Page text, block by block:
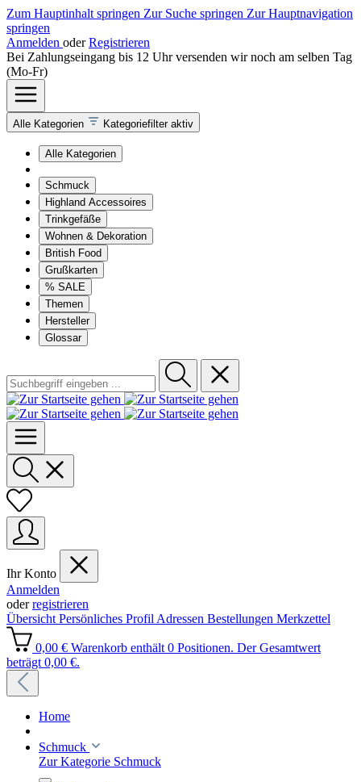
Zum Hauptinhalt springen Zur Suche springen Zur Hauptnavigation
springen
Anmelden oder Registrieren
Bei Zahlungseingang bis 12 Uhr versenden wir noch am selben Tag
(Mo-Fr)
Alle Kategorien Kategoriefilter aktiv
Alle Kategorien
Schmuck
Highland Accessoires
Trinkgefäße
Wohnen & Dekoration
British Food
Grußkarten
% SALE
Themen
Hersteller
Glossar
Ihr Konto
Anmelden
oderregistrieren
Übersicht Persönliches Profil Adressen Bestellungen Merkzettel
0,00 € Warenkorb enthält 0 Positionen. Der Gesamtwert
beträgt 0,00 €.
Home
Schmuck
Zur Kategorie Schmuck